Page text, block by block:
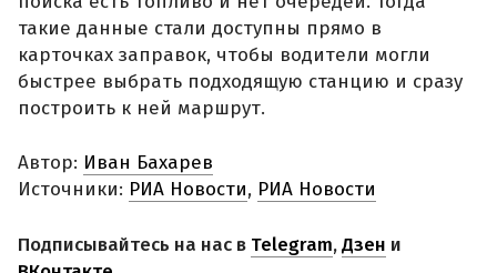
такие данные стали доступны прямо в
карточках заправок, чтобы водители могли
быстрее выбрать подходящую станцию и сразу
построить к ней маршрут.
Автор: Иван Бахарев
Источники: РИА Новости, РИА Новости
Подписывайтесь на нас в Telegram,Дзен и